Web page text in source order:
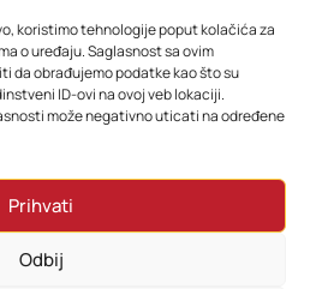
koristimo tehnologije poput kolačića za
o uređaju. Saglasnost sa ovim
da obrađujemo podatke kao što su
ID-ovi na ovoj veb lokaciji.
može negativno uticati na određene
Prihvati
Odbij
5.00od 5